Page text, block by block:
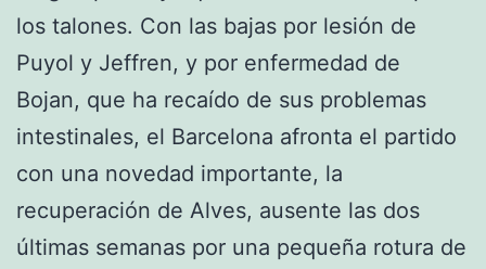
los talones. Con las bajas por lesión de
Puyol y Jeffren, y por enfermedad de
Bojan, que ha recaído de sus problemas
intestinales, el Barcelona afronta el partido
con una novedad importante, la
recuperación de Alves, ausente las dos
últimas semanas por una pequeña rotura de